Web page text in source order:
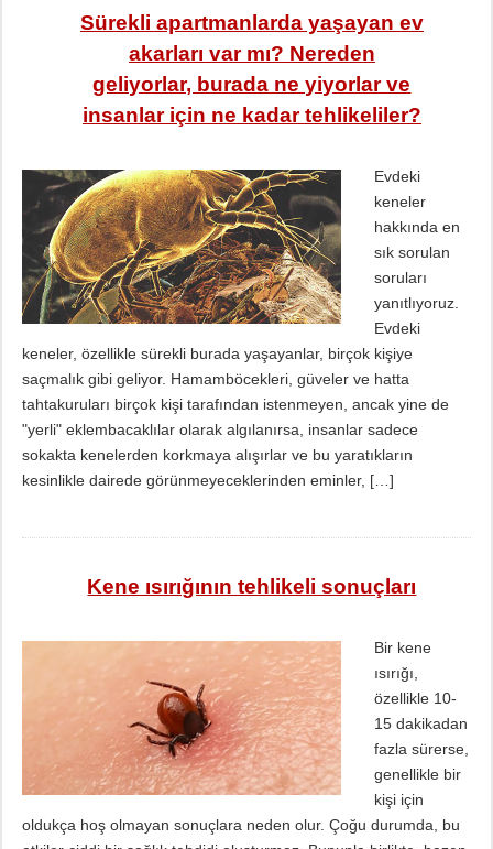
Sürekli apartmanlarda yaşayan ev
akarları var mı? Nereden
geliyorlar, burada ne yiyorlar ve
insanlar için ne kadar tehlikeliler?
Evdeki
keneler
hakkında en
sık sorulan
soruları
yanıtlıyoruz.
Evdeki
keneler, özellikle sürekli burada yaşayanlar, birçok kişiye
saçmalık gibi geliyor. Hamamböcekleri, güveler ve hatta
tahtakuruları birçok kişi tarafından istenmeyen, ancak yine de
"yerli" eklembacaklılar olarak algılanırsa, insanlar sadece
sokakta kenelerden korkmaya alışırlar ve bu yaratıkların
kesinlikle dairede görünmeyeceklerinden eminler, […]
Kene ısırığının tehlikeli sonuçları
Bir kene
ısırığı,
özellikle 10-
15 dakikadan
fazla sürerse,
genellikle bir
kişi için
oldukça hoş olmayan sonuçlara neden olur. Çoğu durumda, bu